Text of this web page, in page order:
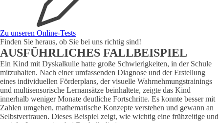
Zu unseren Online-Tests
Finden Sie heraus, ob Sie bei uns richtig sind!
AUSFÜHRLICHES FALLBEISPIEL
Ein Kind mit Dyskalkulie hatte große Schwierigkeiten, in der Schule
mitzuhalten. Nach einer umfassenden Diagnose und der Erstellung
eines individuellen Förderplans, der visuelle Wahrnehmungstrainings
und multisensorische Lernansätze beinhaltete, zeigte das Kind
innerhalb weniger Monate deutliche Fortschritte. Es konnte besser mit
Zahlen umgehen, mathematische Konzepte verstehen und gewann an
Selbstvertrauen. Dieses Beispiel zeigt, wie wichtig eine frühzeitige und